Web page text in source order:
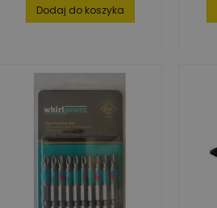
Dodaj do koszyka